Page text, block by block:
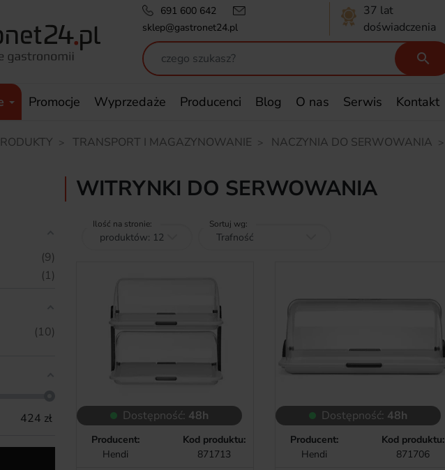
691 600 642
sklep@gastronet24.pl
37 lat
doświadczenia

Promocje Wyprzedaże Producenci Blog O nas Serwis Kontakt
TRANSPORT I MAGAZYNOWANIE NACZYNIA DO SERWOWANIA
9
1
10
424 zł
WITRYNKI DO SERWOWANIA
Ilość na stronie: Sortuj wg:
Dostępność: 48h
Producent:
Hendi
Kod produktu:
871713
Dostępność: 48h
Producent:
Hendi
Kod produktu:
871706